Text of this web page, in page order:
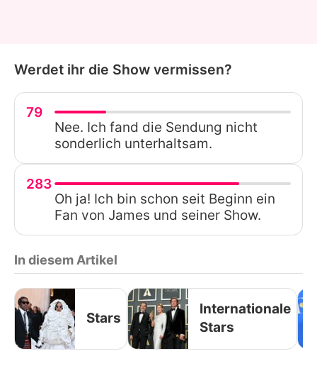
Werdet ihr die Show vermissen?
79
Nee. Ich fand die Sendung nicht
sonderlich unterhaltsam.
283
Oh ja! Ich bin schon seit Beginn ein
Fan von James und seiner Show.
In diesem Artikel
Stars
Internationale
Stars